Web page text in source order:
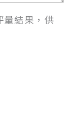
量結果，供